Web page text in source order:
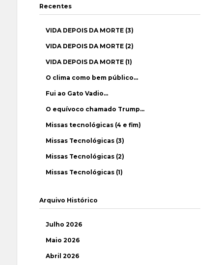
Recentes
VIDA DEPOIS DA MORTE (3)
VIDA DEPOIS DA MORTE (2)
VIDA DEPOIS DA MORTE (1)
O clima como bem público…
Fui ao Gato Vadio…
O equívoco chamado Trump…
Missas tecnológicas (4 e fim)
Missas Tecnológicas (3)
Missas Tecnológicas (2)
Missas Tecnológicas (1)
Arquivo Histórico
Julho 2026
Maio 2026
Abril 2026